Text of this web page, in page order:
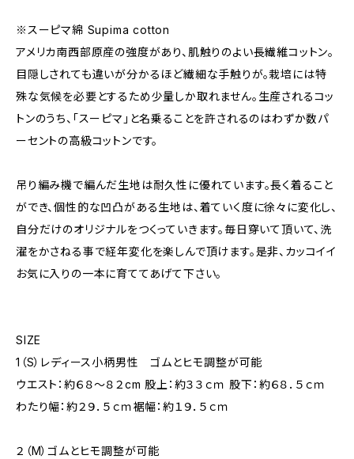
※スーピマ綿 Supima cotton
アメリカ南西部原産の強度があり、肌触りのよい長繊維コットン。
目隠しされても違いが分かるほど繊細な手触りが。栽培には特
殊な気候を必要とするため少量しか取れません。生産されるコッ
トンのうち、「スーピマ」と名乗ることを許されるのはわずか数パ
ーセントの高級コットンです。
吊り編み機で編んだ生地は耐久性に優れています。長く着ること
ができ、個性的な凹凸がある生地は、着ていく度に徐々に変化し、
自分だけのオリジナルをつくっていきます。毎日穿いて頂いて、洗
濯をかさねる事で経年変化を楽しんで頂けます。是非、カッコイイ
お気に入りの一本に育ててあげて下さい。
SIZE
1（S）レディース小柄男性 ゴムとヒモ調整が可能
ウエスト：約６８～８２cm 股上：約３３ｃｍ 股下：約６８．５ｃｍ
わたり幅：約２９．５ｃｍ裾幅：約１９．５ｃｍ
２（M）ゴムとヒモ調整が可能